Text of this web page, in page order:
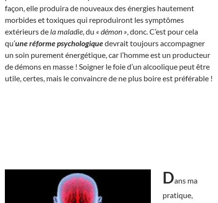
façon, elle produira de nouveaux des énergies hautement
morbides et toxiques qui reproduiront les symptômes
extérieurs de la maladie , du « démon » , donc. C’est pour cela
qu’une réforme psychologiquedevrait toujours accompagner
un soin purement énergétique, car l’homme est un producteur
de démons en masse ! Soigner le foie d’un alcoolique peut être
utile, certes, mais le convaincre de ne plus boire est préférable !
Dans ma
pratique,